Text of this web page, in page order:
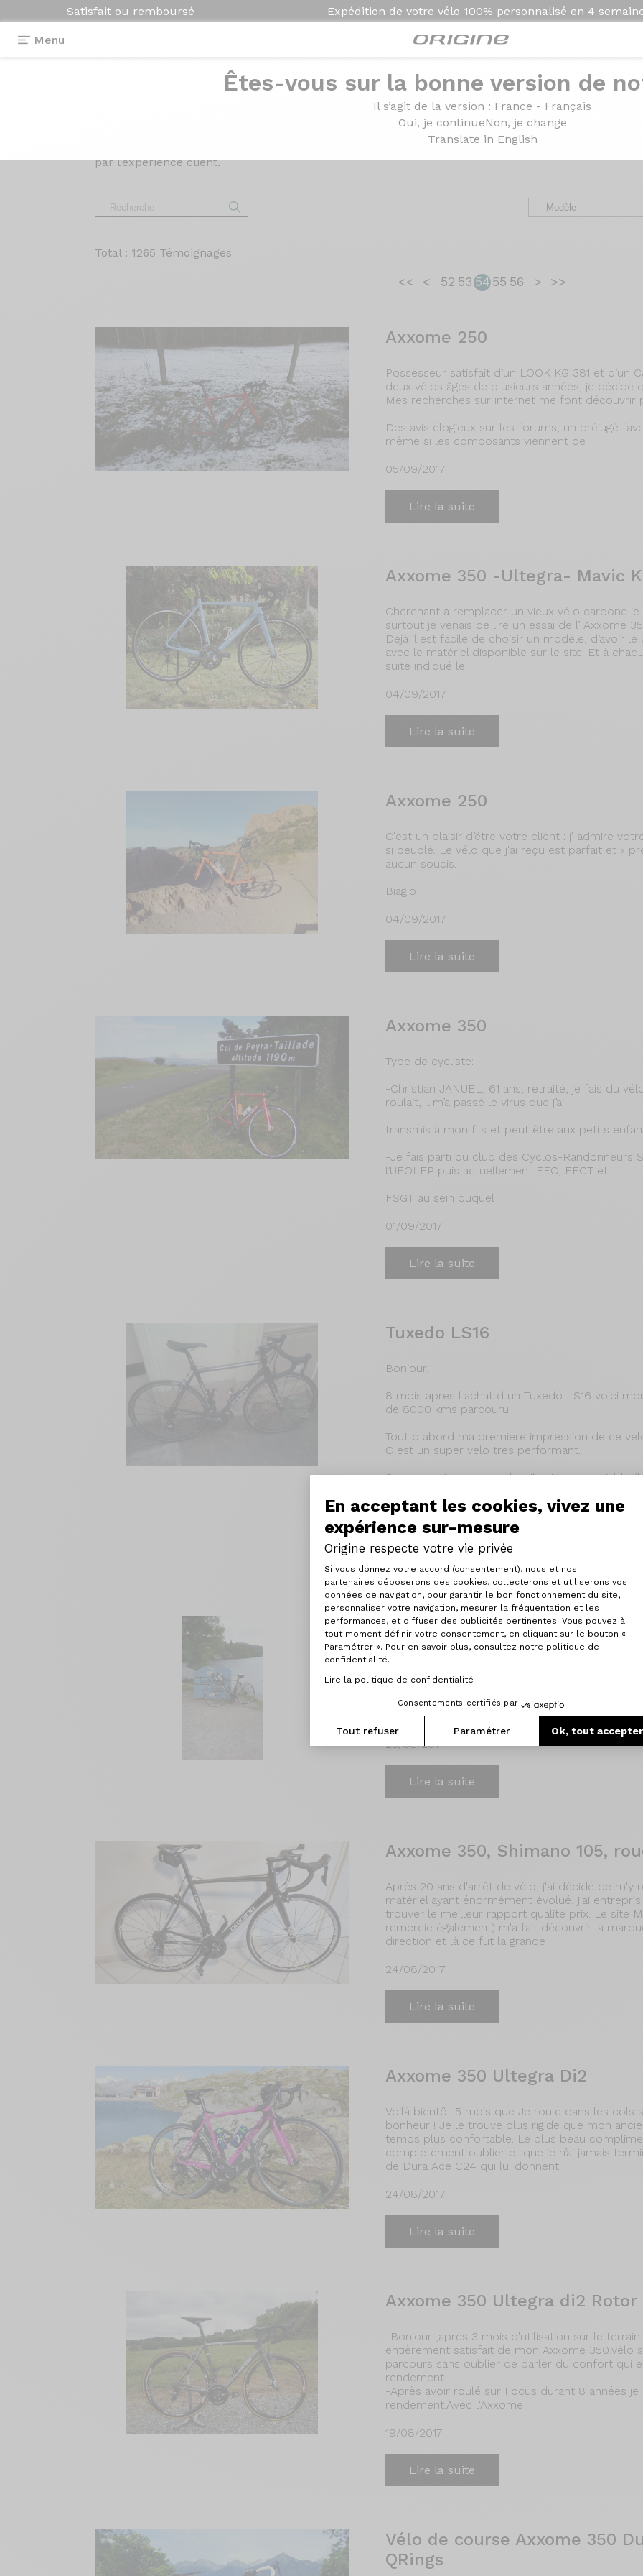
En acceptant les cookies, vivez une
expérience sur-mesure
Origine respecte votre vie privée
Plateforme de Gestion du
Si vous donnez votre accord (consentement), nous et nos
partenaires déposerons des cookies, collecterons et utiliserons vos
données de navigation, pour garantir le bon fonctionnement du site,
personnaliser votre navigation, mesurer la fréquentation et les
performances, et diffuser des publicités pertinentes. Vous pouvez à
tout moment définir votre consentement, en cliquant sur le bouton «
Paramétrer ». Pour en savoir plus, consultez notre politique de
confidentialité.
Lire la politique de confidentialité
Consentements certifiés par
Tout refuser Paramétrer Ok, tout accepter
Axeptio consent
Satisfait ou remboursé Expédition de votre vélo 100% personnalisé en 4
Menu
Êtes-vous sur la bonne version de
Il s’agit de la version : France - Français
Oui, je continueNon, je change
Translate in English
témoignages des clients
Lisez les avis sur nos vélos de Route, Gravel, VTT et VAE. Des retours d’expérience, de la
par l’expérience client.
Total : 1265 Témoignages
<< < 52 53 54 55 56 > >>
Axxome 250
Possesseur satisfait d’un LOOK KG 381 et d’un
deux vélos âgés de plusieurs années, je décide
Mes recherches sur internet me font découvrir
Des avis élogieux sur les forums, un préjugé
même si les composants viennent de
05/09/2017
Lire la suite
Axxome 350 -Ultegra- Mavic
Cherchant à remplacer un vieux vélo carbone
surtout je venais de lire un essai de l’ Axxome
Déjà il est facile de choisir un modèle, d’avoir
avec le matériel disponible sur le site. Et à
suite indiqué le
04/09/2017
Lire la suite
Axxome 250
C'est un plaisir d’être votre client : j' admire
si peuplé. Le vélo que j'ai reçu est parfait et «
aucun soucis.
Biagio
04/09/2017
Lire la suite
Axxome 350
Type de cycliste:
-Christian JANUEL, 61 ans, retraité, je fais du
roulait, il m’a passé le virus que j’ai
transmis à mon fils et peut être aux petits
-Je fais parti du club des Cyclos-Randonneurs
l’UFOLEP puis actuellement FFC, FFCT et
FSGT au sein duquel
01/09/2017
Lire la suite
Tuxedo LS16
Bonjour,
8 mois apres l achat d un Tuxedo LS16 voici
de 8000 kms parcouru.
Tout d abord ma premiere impression de ce
C est un super velo tres performant.
Sur les routes normandes, il est tres maniable
descentes), tres reactif et nerveux (les
28/08/2017
Lire la suite
Axxone 350 shimano Ultégra
Découverte de la région des Highlands et tour
mois d'août. Acheté il y a 8 mois, je suis très
de pratiquer sans souffrir du dos, ce qui
ailleurs, je n'ai rencontré aucun problème
Calais, l'implantation du magasin
25/08/2017
Lire la suite
Axxome 350, Shimano 105,
Après 20 ans d'arrêt de vélo, j'ai décidé de
matériel ayant énormément évolué, j'ai
trouver le meilleur rapport qualité prix. Le site
remercie également) m'a fait découvrir la
direction et là ce fut la grande
24/08/2017
Lire la suite
Axxome 350 Ultegra Di2
Voilà bientôt 5 mois que Je roule dans les cols
bonheur ! Je le trouve plus rigide que mon
temps plus confortable. Le plus beau
complètement oublier et que je n’ai jamais
de Dura Ace C24 qui lui donnent
24/08/2017
Lire la suite
Axxome 350 Ultegra di2 Rotor
-Bonjour ,après 3 mois d'utilisation sur le
entièrement satisfait de mon Axxome 350,vélo
parcours sans oublier de parler du confort qui
rendement
-Après avoir roulé sur Focus durant 8 années
rendement.Avec l'Axxome
19/08/2017
Lire la suite
Vélo de course Axxome 350
QRings